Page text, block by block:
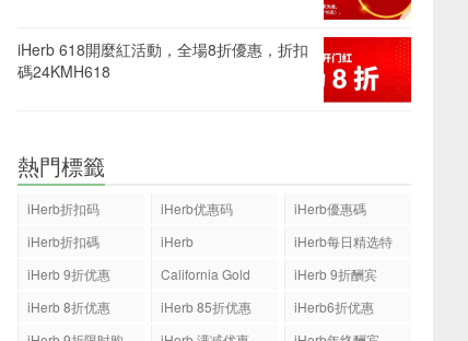
iHerb 618開麼紅活動，全場8折優惠，折扣
碼24KMH618
熱門標籤
iHerb折扣码 iHerb优惠码
iHerb優惠碼
iHerb折扣碼
iHerb
iHerb每日精选特
iHerb 9折优惠
California Gold
iHerb 9折酬宾
iHerb 8折优惠
iHerb 85折优惠
iHerb6折优惠